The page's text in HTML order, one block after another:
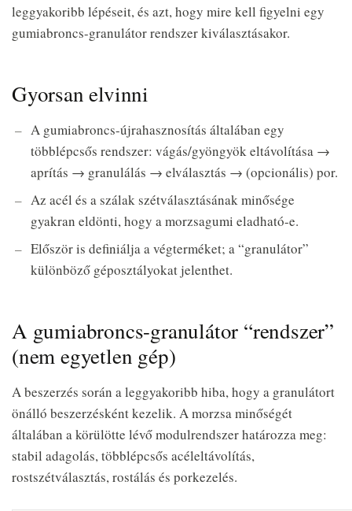
leggyakoribb lépéseit, és azt, hogy mire kell figyelni egy
gumiabroncs-granulátor rendszer kiválasztásakor.
Gyorsan elvinni
A gumiabroncs-újrahasznosítás általában egy
többlépcsős rendszer: vágás/gyöngyök eltávolítása →
aprítás → granulálás → elválasztás → (opcionális) por.
Az acél és a szálak szétválasztásának minősége
gyakran eldönti, hogy a morzsagumi eladható-e.
Először is definiálja a végterméket; a “granulátor”
különböző géposztályokat jelenthet.
A gumiabroncs-granulátor “rendszer”
(nem egyetlen gép)
A beszerzés során a leggyakoribb hiba, hogy a granulátort
önálló beszerzésként kezelik. A morzsa minőségét
általában a körülötte lévő modulrendszer határozza meg:
stabil adagolás, többlépcsős acéleltávolítás,
rostszétválasztás, rostálás és porkezelés.